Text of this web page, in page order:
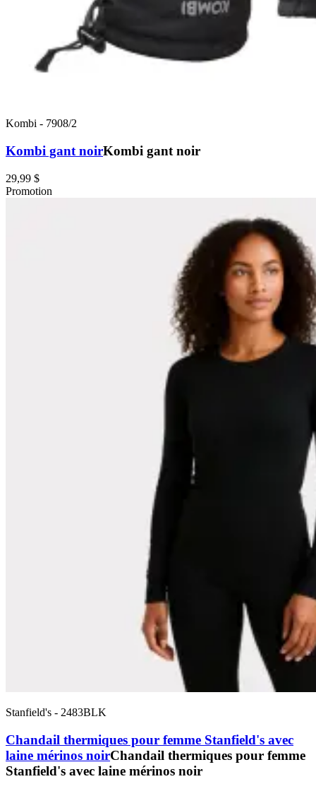
Kombi - 7908/2
Kombi gant noirKombi gant noir
29,99 $
Promotion
Stanfield's - 2483BLK
Chandail thermiques pour femme Stanfield's avec
laine mérinos noirChandail thermiques pour femme
Stanfield's avec laine mérinos noir